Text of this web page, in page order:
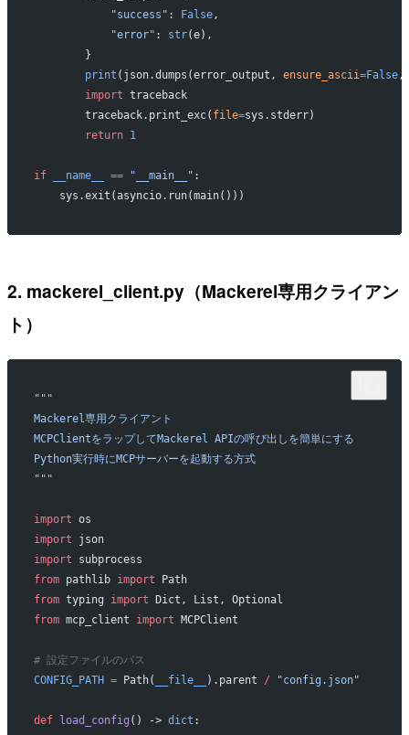
            "success"
: False,
            "error"
: str(e),
        }
        print
(json.dumps(error_output, ensure_ascii=False
        import
traceback
        traceback.print_exc(
file=sys.stderr)
        return
1
if __name__ == "__main__" :
    sys.exit(asyncio.run(main()))
2. mackerel_client.py（Mackerel専用クライアン
ト）
"""
Mackerel専用クライアント
MCPClientをラップしてMackerel APIの呼び出しを簡単にする
Python実行時にMCPサーバーを起動する方式
"""
import os
import json
import subprocess
from pathlib import Path
from typing import Dict, List, Optional
from mcp_client import MCPClient
# 設定ファイルのパス
CONFIG_PATH = Path( __file__ ).parent / "config.json"
def load_config () -> dict :